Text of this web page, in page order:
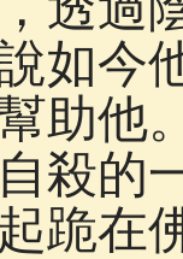
如今
助他
殺的
跪在